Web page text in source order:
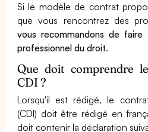
Si le modèle de contrat
que vous rencontrez des
vous recommandons de
professionnel du droit.
Que doit comprendre
CDI ?
Lorsqu'il est rédigé, le
(CDI) doit être rédigé en
doit contenir la déclaration